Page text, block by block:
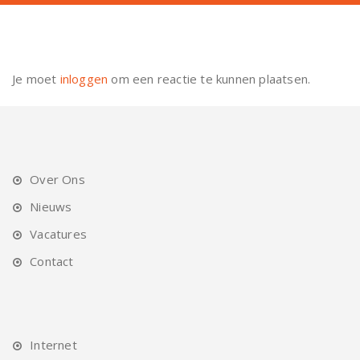
Je moet inloggen om een reactie te kunnen plaatsen.
Over Ons
Nieuws
Vacatures
Contact
Internet